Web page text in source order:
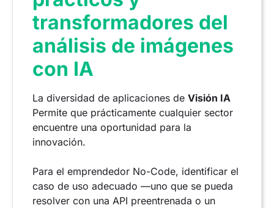
transformadores del
análisis de imágenes
con IA
La diversidad de aplicaciones de Visión IA
Permite que prácticamente cualquier sector
encuentre una oportunidad para la
innovación.
Para el emprendedor No-Code, identificar el
caso de uso adecuado —uno que se pueda
resolver con una API preentrenada o un